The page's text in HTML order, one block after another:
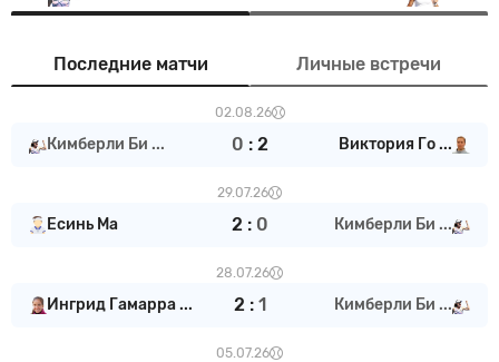
Последние матчи Личные встречи
02.08.26
Кимберли Би ... 0 : 2 Виктория Го ...
29.07.26
Есинь Ма 2 : 0 Кимберли Би ...
28.07.26
Ингрид Гамарра ... 2 : 1 Кимберли Би ...
05.07.26